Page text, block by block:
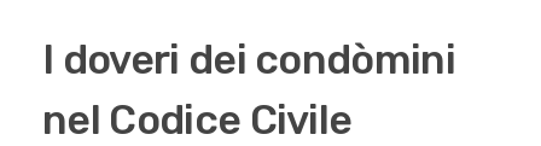
I doveri dei condòmini
nel Codice Civile